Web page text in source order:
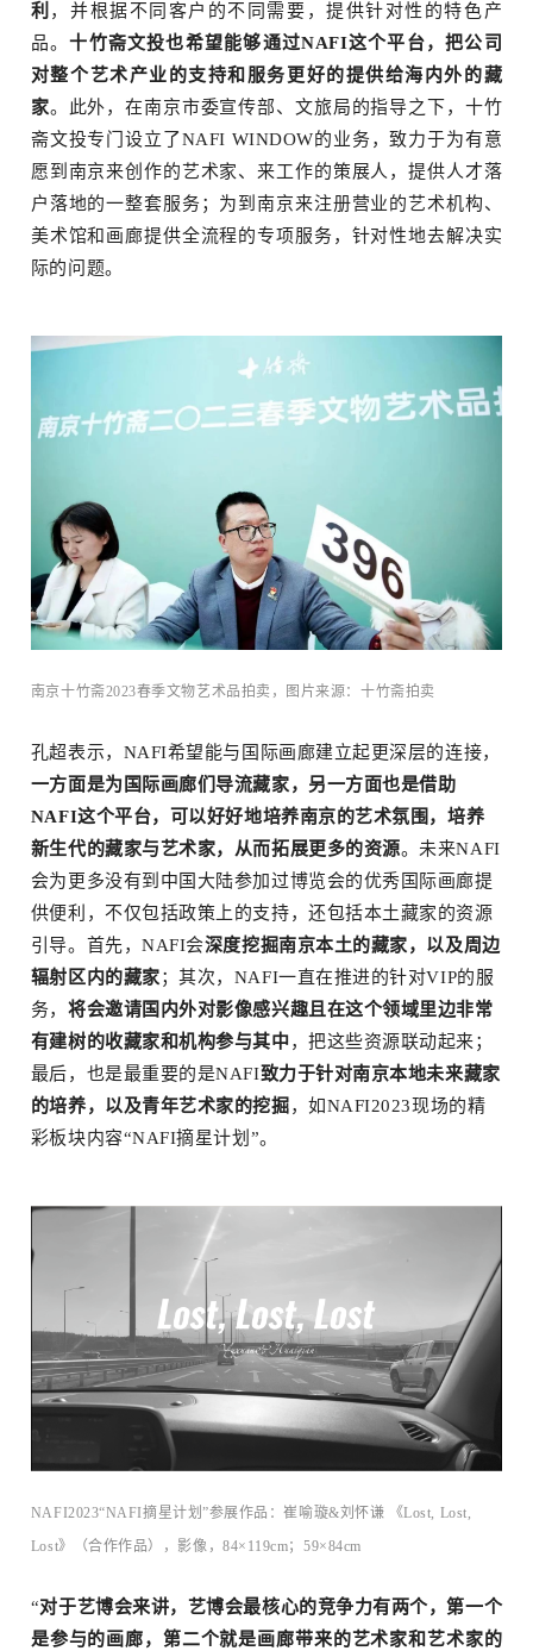
利 ，并根据不同客户的不同需要，提供针对性的特色产
品。十竹斋文投也希望能够通过NAFI这个平台，把公司
对整个艺术产业的支持和服务更好的提供给海内外的藏
家。此外，在南京市委宣传部、文旅局的指导之下，十竹
斋文投专门设立了NAFI WINDOW的业务，致力于为有意
愿到南京来创作的艺术家、来工作的策展人，提供人才落
户落地的一整套服务；为到南京来注册营业的艺术机构、
美术馆和画廊提供全流程的专项服务，针对性地去解决实
际的问题。
南京十竹斋2023春季文物艺术品拍卖，图片来源：十竹斋拍卖
孔超表示，NAFI希望能与国际画廊建立起更深层的连接，
一方面是为国际画廊们导流藏家，另一方面也是借助
NAFI这个平台，可以好好地培养南京的艺术氛围，培养
新生代的藏家与艺术家，从而拓展更多的资源。未来NAFI
会为更多没有到中国大陆参加过博览会的优秀国际画廊提
供便利，不仅包括政策上的支持，还包括本土藏家的资源
引导。首先，NAFI会深度挖掘南京本土的藏家，以及周边
辐射区内的藏家；其次，NAFI一直在推进的针对VIP的服
务， 将会邀请国内外对影像感兴趣且在这个领域里边非常
有建树的收藏家和机构参与其中，把这些资源联动起来；
最后，也是最重要的是NAFI致力于针对南京本地未来藏家
的培养，以及青年艺术家的挖掘，如NAFI2023现场的精
彩板块内容“NAFI摘星计划”。
NAFI2023“NAFI摘星计划”参展作品：崔喻璇&刘怀谦 《Lost, Lost,
Lost》（合作作品），影像，84×119cm；59×84cm
“对于艺博会来讲，艺博会最核心的竞争力有两个，第一个
是参与的画廊，第二个就是画廊带来的艺术家和艺术家的